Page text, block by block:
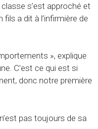
s’est approché et
a dit à l’infirmière de
», explique
C’est ce qui est si
donc notre première
pas toujours de sa